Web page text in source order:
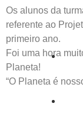
Os alunos da
referente ao
primeiro ano.
Foi uma hora
Planeta!
“O Planeta é